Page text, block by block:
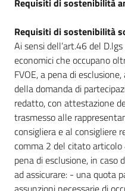
Requisiti di sostenibilità
Requisiti di sostenibilità
Ai sensi dell’art.46 del
economici che occupano
FVOE, a pena di
della domanda di
redatto, con attestazione
trasmesso alle
consigliera e al consigliere
comma 2 del citato
pena di esclusione, in caso
ad assicurare: - una quota